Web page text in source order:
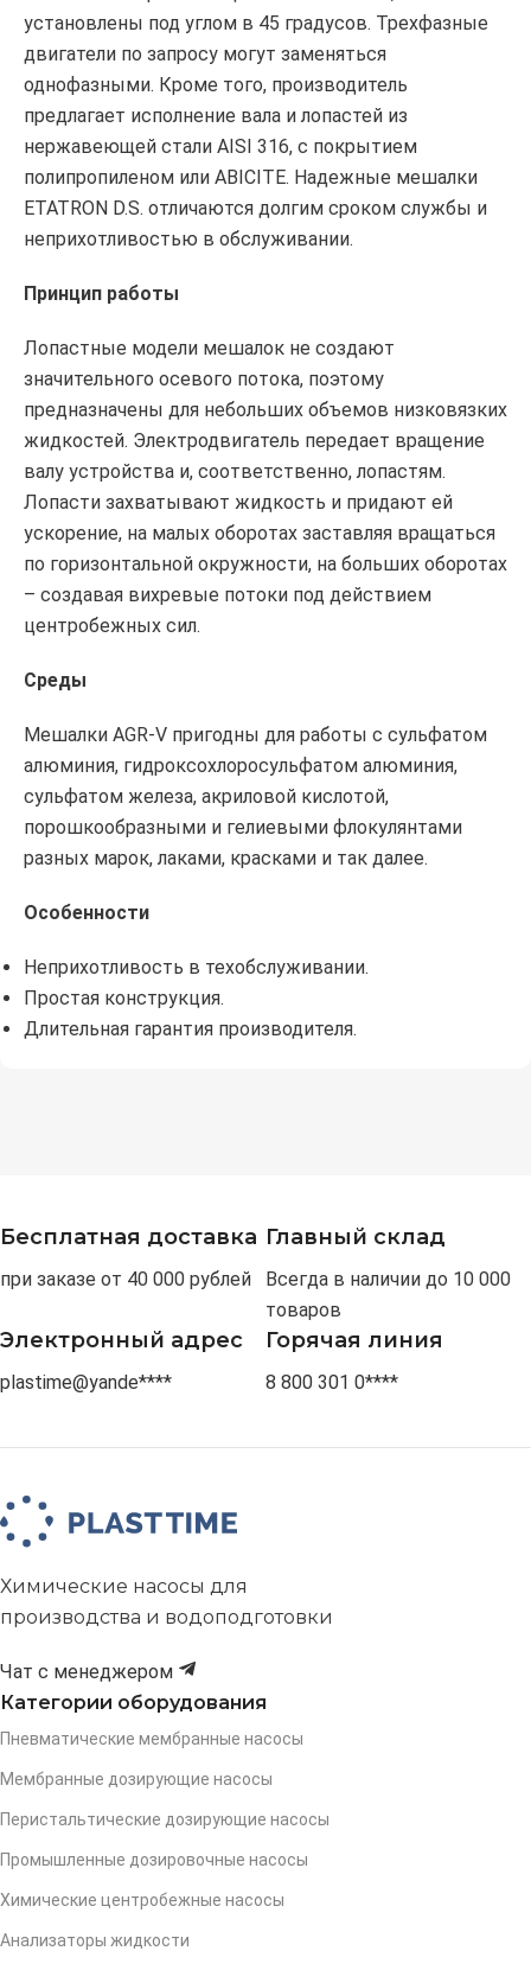
установлены под углом в 45 градусов. Трехфазные
двигатели по запросу могут заменяться
однофазными. Кроме того, производитель
предлагает исполнение вала и лопастей из
нержавеющей стали AISI 316, с покрытием
полипропиленом или ABICITE. Надежные мешалки
ETATRON D.S. отличаются долгим сроком службы и
неприхотливостью в обслуживании.
Принцип работы
Лопастные модели мешалок не создают
значительного осевого потока, поэтому
предназначены для небольших объемов низковязких
жидкостей. Электродвигатель передает вращение
валу устройства и, соответственно, лопастям.
Лопасти захватывают жидкость и придают ей
ускорение, на малых оборотах заставляя вращаться
по горизонтальной окружности, на больших оборотах
– создавая вихревые потоки под действием
центробежных сил.
Среды
Мешалки AGR-V пригодны для работы с сульфатом
алюминия, гидроксохлоросульфатом алюминия,
сульфатом железа, акриловой кислотой,
порошкообразными и гелиевыми флокулянтами
разных марок, лаками, красками и так далее.
Особенности
Неприхотливость в техобслуживании.
Простая конструкция.
Длительная гарантия производителя.
Бесплатная доставка
при заказе от 40 000 рублей
Главный склад
Всегда в наличии до 10 000
товаров
Электронный адрес
plastime@yande****
Горячая линия
8 800 301 0****
Химические насосы для
производства и водоподготовки
Чат с менеджером
Категории оборудования
Пневматические мембранные насосы
Мембранные дозирующие насосы
Перистальтические дозирующие насосы
Промышленные дозировочные насосы
Химические центробежные насосы
Анализаторы жидкости